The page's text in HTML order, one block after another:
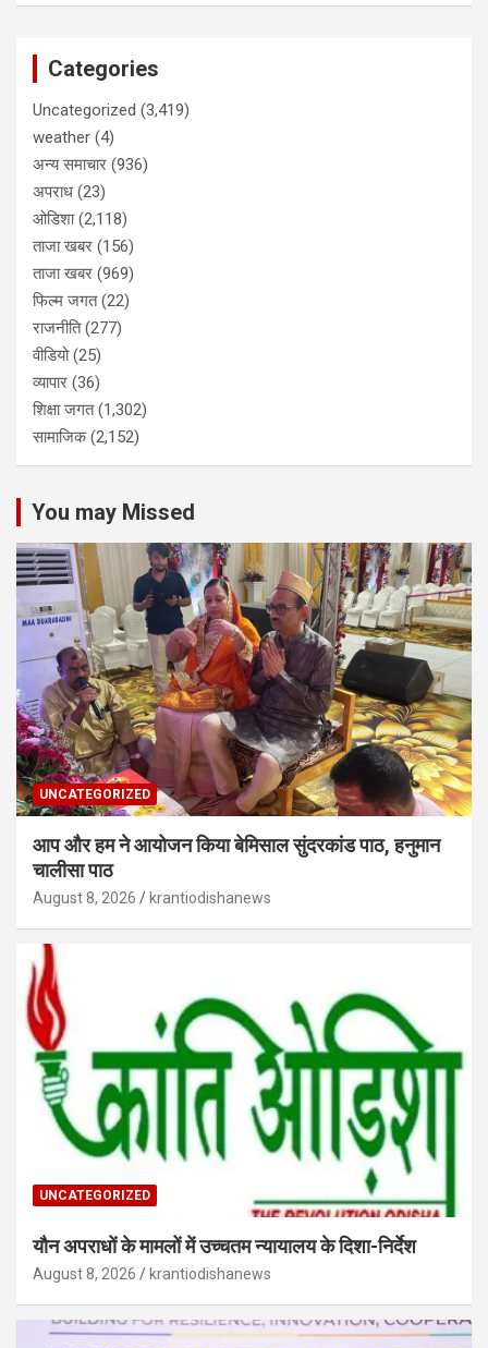
Categories
Uncategorized (3,419)
weather (4)
अन्य समाचार (936)
अपराध (23)
ओडिशा(2,118)
ताजा खबर (156)
ताजा खबर (969)
फिल्म जगत(22)
राजनीति(277)
वीडियो(25)
व्यापार (36)
शिक्षा जगत(1,302)
सामाजिक(2,152)
You may Missed
UNCATEGORIZED
आप और हम ने आयोजन किया बेमिसाल सुंदरकांड पाठ, हनुमान
चालीसा पाठ
August 8, 2026 krantiodishanews
UNCATEGORIZED
यौन अपराधों के मामलों में उच्चतम न्यायालय के दिशा-निर्देश
August 8, 2026 krantiodishanews